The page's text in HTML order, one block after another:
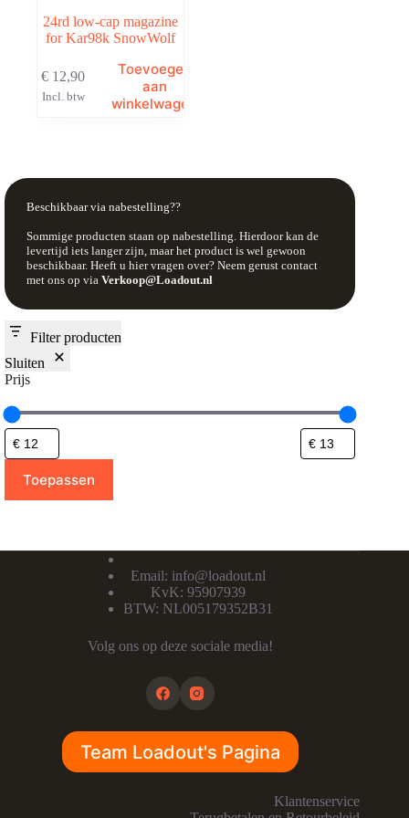
24rd low-cap magazine
for Kar98k SnowWolf
€ 12,90
Incl. btw
Toevoegen
aan
winkelwagen
Beschikbaar via nabestelling??
Sommige producten staan op nabestelling. Hierdoor kan de
levertijd iets langer zijn, maar het product is wel gewoon
beschikbaar. Heeft u hier vragen over? Neem gerust contact
met ons op via Verkoop@Loadout.nl
Filter producten
Sluiten
Prijs
Toepassen
Email: info@loadout.nl
KvK: 95907939
BTW: NL005179352B31
Volg ons op deze sociale media!
Team Loadout's Pagina
Klantenservice